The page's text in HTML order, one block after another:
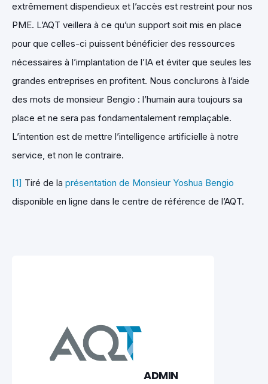
extrêmement dispendieux et l’accès est restreint pour nos
PME. L’AQT veillera à ce qu’un support soit mis en place
pour que celles-ci puissent bénéficier des ressources
nécessaires à l’implantation de l’IA et éviter que seules les
grandes entreprises en profitent. Nous conclurons à l’aide
des mots de monsieur Bengio : l’humain aura toujours sa
place et ne sera pas fondamentalement remplaçable.
L’intention est de mettre l’intelligence artificielle à notre
service, et non le contraire.
[1] Tiré de la présentation de Monsieur Yoshua Bengio
disponible en ligne dans le centre de référence de l’AQT.
ADMIN